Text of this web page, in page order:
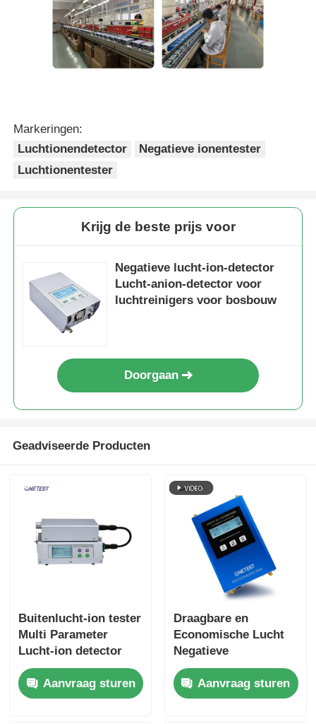
Glasvezelthermometer
Markeringen:
Luchtionendetector
Negatieve ionentester
Luchtionentester
Krijg de beste prijs voor
Negatieve lucht-ion-detector
Lucht-anion-detector voor
luchtreinigers voor bosbouw
Doorgaan
Geadviseerde Producten
Buitenlucht-ion tester
Multi Parameter
Lucht-ion detector
ONETEST-502XP-A
Aanvraag sturen
Draagbare en
Economische Lucht
Negatieve
Ionendetector RS232
UitgangAanvraag sturen